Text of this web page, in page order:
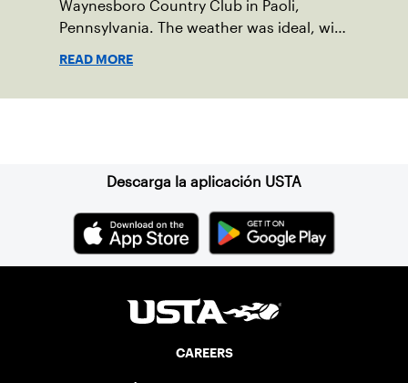
Waynesboro Country Club in Paoli,
Pennsylvania. The weather was ideal, with
spectators.
READ MORE
Descarga la aplicación USTA
CAREERS